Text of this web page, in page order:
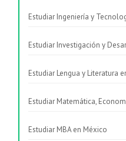
Estudiar Ingeniería y
Estudiar Investigación y
Estudiar Lengua y Literatura
Estudiar Matemática,
Estudiar MBA en México